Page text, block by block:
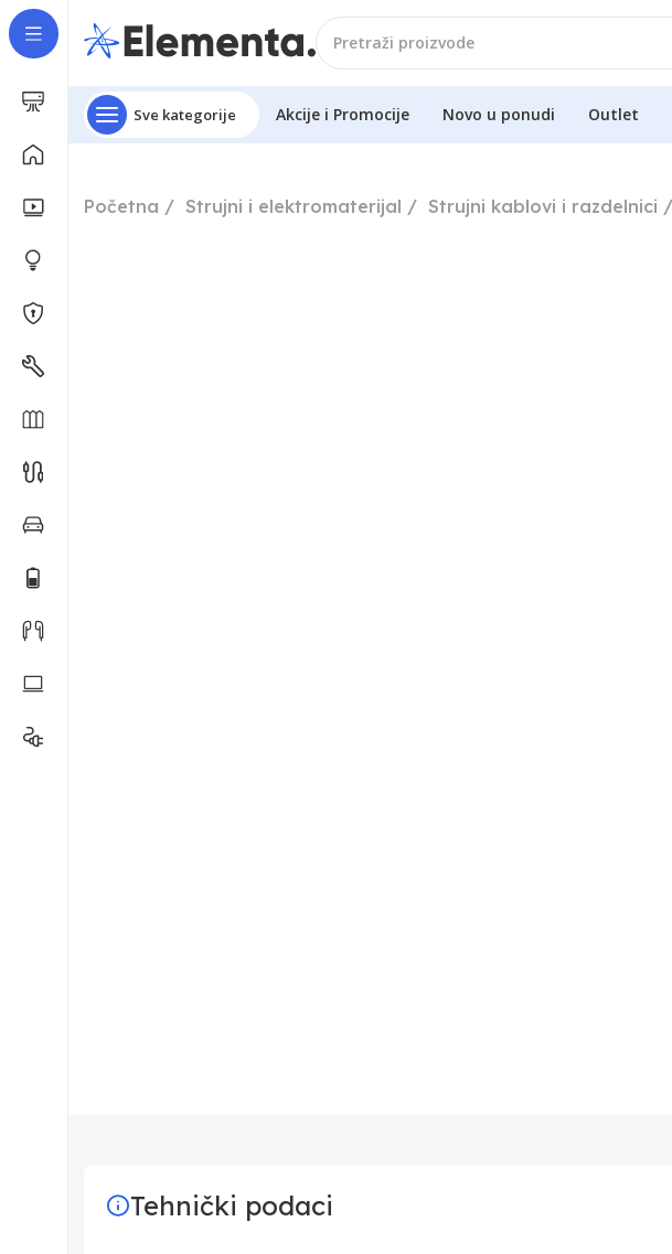
Sve kategorije Akcije i Promocije Novo u ponudi Outlet
Početna Strujni i elektromaterijal Strujni kablovi i razdelnici
Tehnički podaci